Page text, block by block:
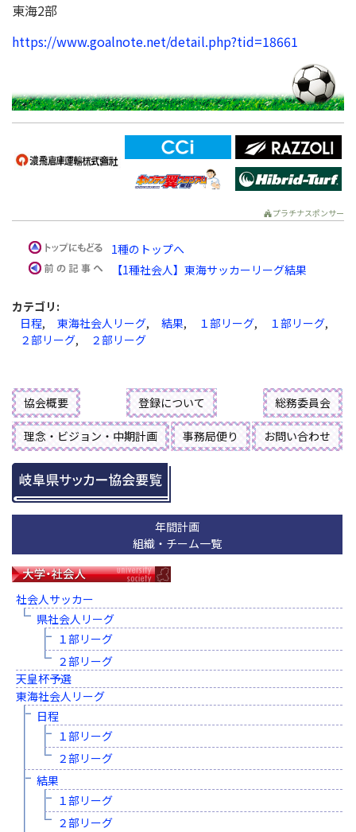
東海2部
https://www.goalnote.net/detail.php?tid=18661
プラチナスポンサー
1種のトップへ
【1種社会人】東海サッカーリーグ結果
カテゴリ :
日程, 東海社会人リーグ, 結果, １部リーグ, １部リーグ,
２部リーグ, ２部リーグ
協会概要 登録について 総務委員会
理念・ビジョン・中期計画 事務局便り お問い合わせ
年間計画
組織・チーム一覧
社会人サッカー
県社会人リーグ
１部リーグ
２部リーグ
天皇杯予選
東海社会人リーグ
日程
１部リーグ
２部リーグ
結果
１部リーグ
２部リーグ